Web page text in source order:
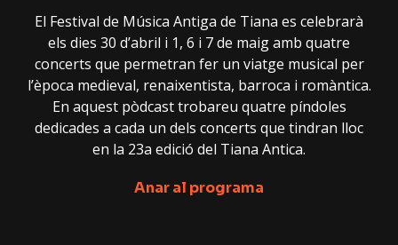
El Festival de Música Antiga de Tiana es celebrarà
els dies 30 d’abril i 1, 6 i 7 de maig amb quatre
concerts que permetran fer un viatge musical per
l’època medieval, renaixentista, barroca i romàntica.
En aquest pòdcast trobareu quatre píndoles
dedicades a cada un dels concerts que tindran lloc
en la 23a edició del Tiana Antica.
Anar al programa